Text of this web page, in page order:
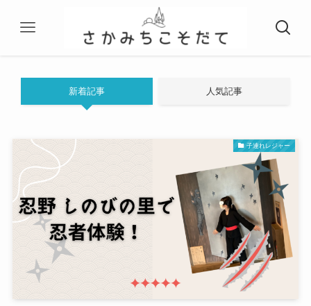
新着記事 人気記事
子連れレジャー